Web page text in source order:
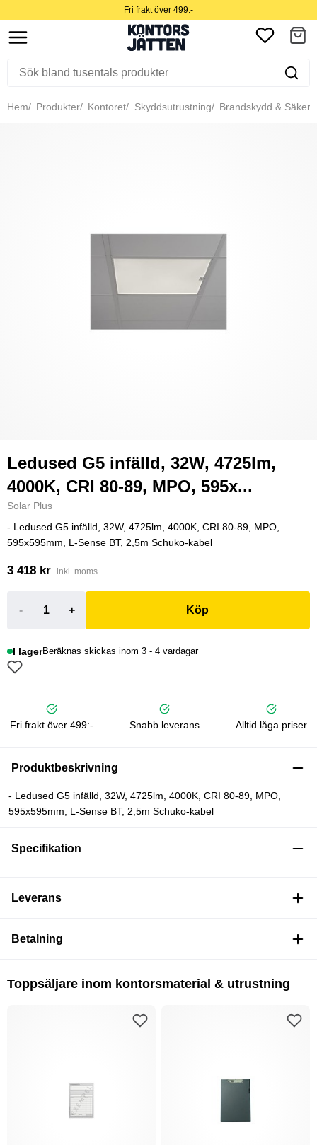
Fri frakt över 499:-
Hem Produkter Kontoret Skyddsutrustning Brandskydd &
Ledused G5 infälld, 32W, 4725lm,
4000K, CRI 80-89, MPO, 595x...
Solar Plus
- Ledused G5 infälld, 32W, 4725lm, 4000K, CRI 80-89, MPO,
595x595mm, L-Sense BT, 2,5m Schuko-kabel
3 418 kr inkl. moms
- + Köp
I lagerBeräknas skickas inom 3 - 4 vardagar
Fri frakt över 499:- Snabb leverans Alltid låga priser
Produktbeskrivning
- Ledused G5 infälld, 32W, 4725lm, 4000K, CRI 80-89, MPO,
595x595mm, L-Sense BT, 2,5m Schuko-kabel
Specifikation
Leverans
Betalning
Toppsäljare inom kontorsmaterial & utrustning